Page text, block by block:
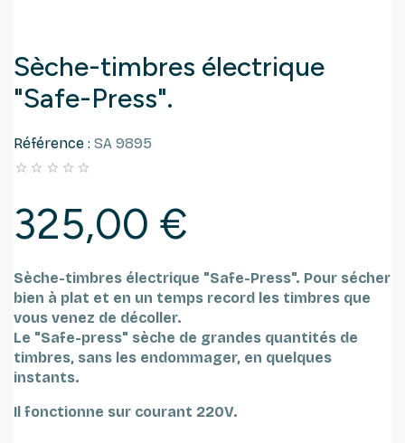
Sèche-timbres électrique
"Safe-Press".
Référence : SA 9895
    
325,00 €
Sèche-timbres électrique "Safe-Press". Pour sécher
bien à plat et en un temps record les timbres que
vous venez de décoller.
Le "Safe-press" sèche de grandes quantités de
timbres, sans les endommager, en quelques
instants.
Il fonctionne sur courant 220V.